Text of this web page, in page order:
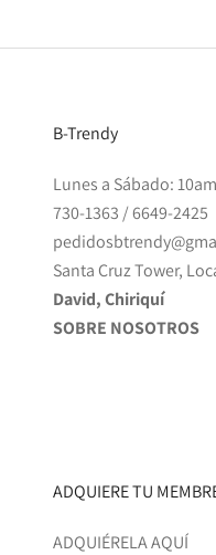
B-Trendy
Lunes a Sábado:
730-1363 /6649-2425
Santa Cruz Tower,
David, Chiriquí
SOBRE NOSOTROS
ADQUIERE TU
ADQUIÉRELA AQUÍ